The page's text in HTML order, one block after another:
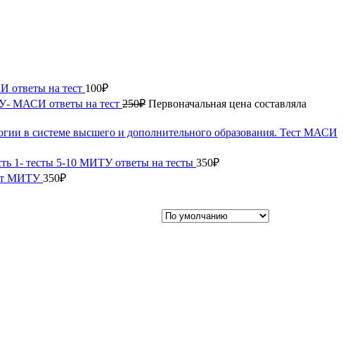
ответы на тест 100₽
МАСИ ответы на тест 250₽ Первоначальная цена составляла
в системе высшего и дополнительного образования. Тест МАСИ
1- тесты 5-10 МИТУ ответы на тесты 350₽
МИТУ 350₽